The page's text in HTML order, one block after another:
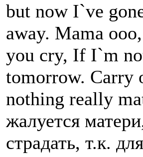
but now I`ve
away. Mama
you cry, If I`m
tomorrow. Carry
nothing really
жалуется
страдать, т.к.